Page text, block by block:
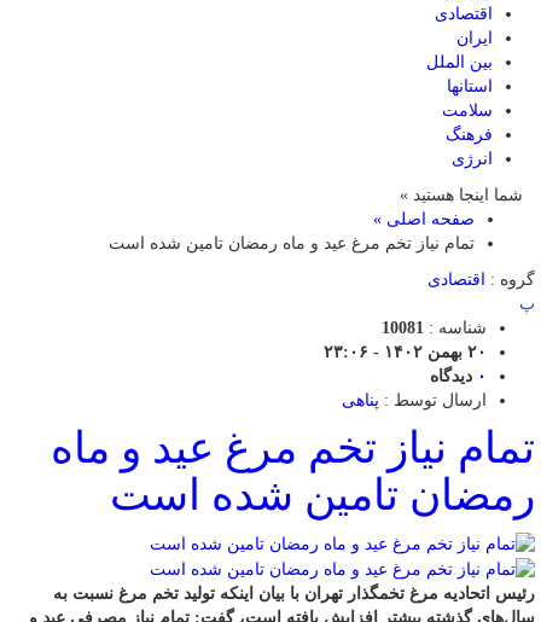
اقتصادی
ایران
بین الملل
استانها
سلامت
فرهنگ
انرژی
شما اینجا هستید »
صفحه اصلی »
تمام نیاز تخم مرغ عید و ماه رمضان تامین شده است
گروه :
اقتصادی
پ
شناسه : 10081
۲۰ بهمن ۱۴۰۲ - ۲۳:۰۶
۰ دیدگاه
ارسال توسط : پناهی
تمام نیاز تخم مرغ عید و ماه
رمضان تامین شده است
رئیس اتحادیه مرغ تخمگذار تهران با بیان اینکه تولید تخم مرغ نسبت به
سال‌های گذشته بیشتر افزایش یافته است، گفت: تمام نیاز مصرفی عید و